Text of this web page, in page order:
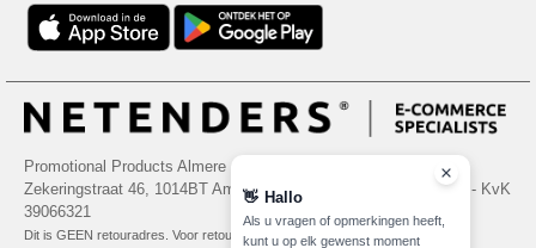
Promotional Products Almere (P.P.A.) B.V.
Zekeringstraat 46, 1014BT Amsterdam - VAT NL 005596191B03 - KvK
39066321
Dit is GEEN retouradres. Voor retourzending, zie hier
👋 Hallo
Als u vragen of opmerkingen heeft,
kunt u op elk gewenst moment